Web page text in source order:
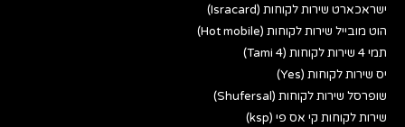
ישראכארט שירות לקוחות (Isracard)
הוט מובייל שירות לקוחות (Hot mobile)
תמי 4 שירות לקוחות (Tami 4)
יס שירות לקוחות (Yes)
שופרסל שירות לקוחות (Shufersal)
שירות לקוחות קי אס פי (ksp)